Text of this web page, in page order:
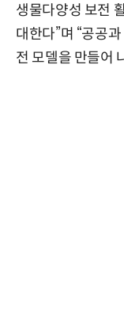
생물다양성 보전
대한다”며 “공공
전 모델을 만들어